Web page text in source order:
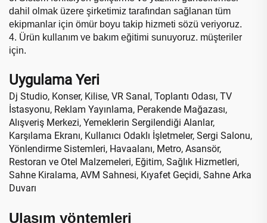
dahil olmak üzere şirketimiz tarafından sağlanan tüm
ekipmanlar için ömür boyu takip hizmeti sözü veriyoruz.
4. Ürün kullanım ve bakım eğitimi sunuyoruz. müşteriler
için.
Uygulama Yeri
Dj Studio, Konser, Kilise, VR Sanal, Toplantı Odası, TV
İstasyonu, Reklam Yayınlama, Perakende Mağazası,
Alışveriş Merkezi, Yemeklerin Sergilendiği Alanlar,
Karşılama Ekranı, Kullanıcı Odaklı İşletmeler, Sergi Salonu,
Yönlendirme Sistemleri, Havaalanı, Metro, Asansör,
Restoran ve Otel Malzemeleri, Eğitim, Sağlık Hizmetleri,
Sahne Kiralama, AVM Sahnesi, Kıyafet Geçidi, Sahne Arka
Duvarı
Ulaşım yöntemleri